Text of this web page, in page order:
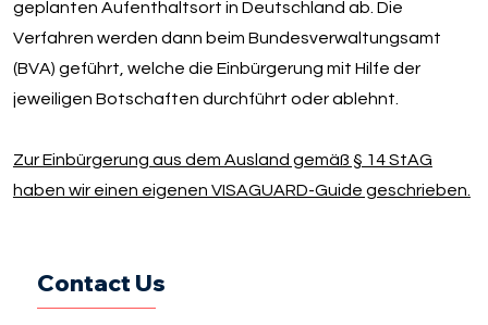
geplanten Aufenthaltsort in Deutschland ab. Die
Verfahren werden dann beim Bundesverwaltungsamt
(BVA) geführt, welche die Einbürgerung mit Hilfe der
jeweiligen Botschaften durchführt oder ablehnt.
Zur Einbürgerung aus dem Ausland gemäß § 14 StAG
haben wir einen eigenen VISAGUARD-Guide geschrieben.
Contact Us